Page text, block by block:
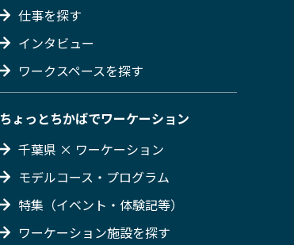
仕事を探す
インタビュー
ワークスペースを探す
ちょっとちかばでワーケーション
千葉県 × ワーケーション
モデルコース・プログラム
特集（イベント・体験記等）
ワーケーション施設を探す